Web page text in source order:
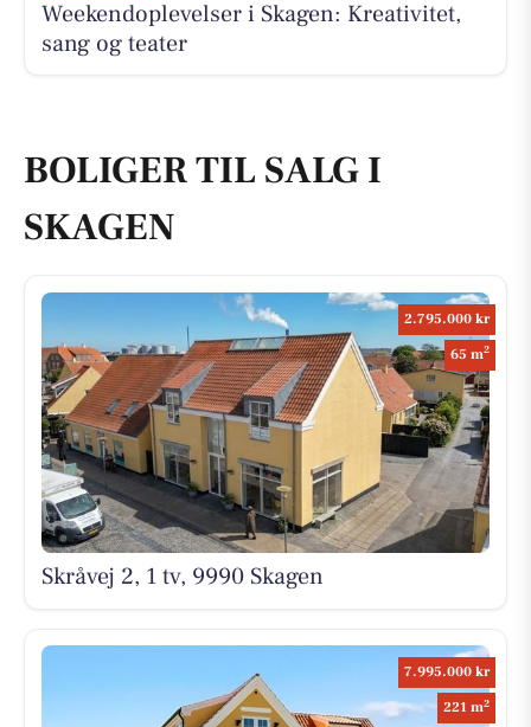
Weekendoplevelser i Skagen: Kreativitet,
sang og teater
BOLIGER TIL SALG I
SKAGEN
2.795.000 kr
65 m2
Skråvej 2, 1 tv, 9990 Skagen
7.995.000 kr
221 m2